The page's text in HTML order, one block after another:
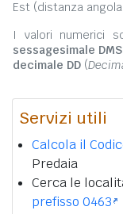
Est (distanza
I valori numerici
sessagesimale DMS
decimale DD (
Servizi utili
Calcola il
Predaia
Cerca le
prefisso 0463